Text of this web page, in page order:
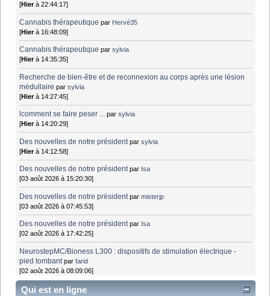
[Hierà 22:44:17]
Cannabis thérapeutique par Hervé35
[Hierà 16:48:09]
Cannabis thérapeutique parsylvia
[Hierà 14:35:35]
Recherche de bien-être et de reconnexion au corps après une lésion
médullaire parsylvia
[Hierà 14:27:45]
lcomment se faire peser ... parsylvia
[Hierà 14:20:29]
Des nouvelles de notre président parsylvia
[Hierà 14:12:58]
Des nouvelles de notre président par Isa
[03 août 2026 à 15:20:30]
Des nouvelles de notre président parmisterjp
[03 août 2026 à 07:45:53]
Des nouvelles de notre président par Isa
[02 août 2026 à 17:42:25]
NeurostepMC/Bioness L300 : dispositifs de stimulation électrique -
pied tombant parfarid
[02 août 2026 à 08:09:06]
Qui est en ligne